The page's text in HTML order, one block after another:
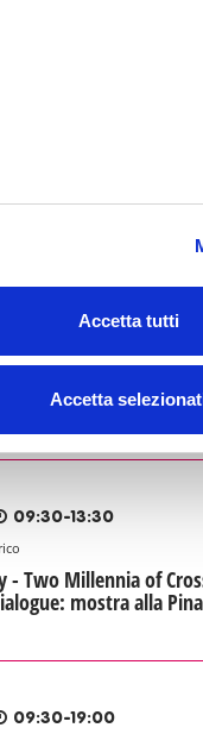
Accetta tutti
Accetta
estivo del giovedì sera
Serate d'incanto
09:30-13:30
- Two Millennia of
mostra alla
09:30-19:00